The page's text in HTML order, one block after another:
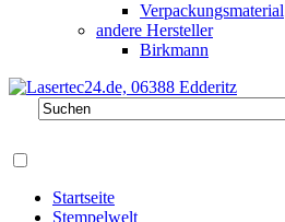
Verpackungsmaterial
andere Hersteller
Birkmann
Startseite
Stempelwelt